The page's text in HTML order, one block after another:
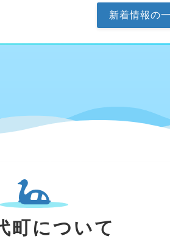
新着情報の
町について